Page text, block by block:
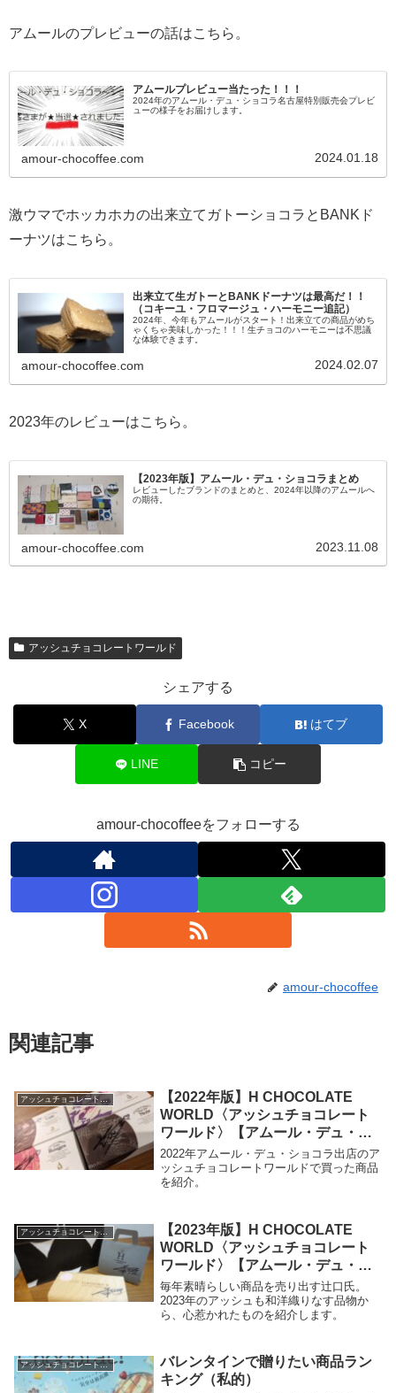
アムールのプレビューの話はこちら。
アムールプレビュー当たった！！！
2024年のアムール・デュ・ショコラ名古屋特別販売会プレビ
ューの様子をお届けします。
amour-chocoffee.com 2024.01.18
激ウマでホッカホカの出来立てガトーショコラとBANKド
ーナツはこちら。
出来立て生ガトーとBANKドーナツは最高だ！！
（コキーユ・フロマージュ・ハーモニー追記）
2024年、今年もアムールがスタート！出来立ての商品がめち
ゃくちゃ美味しかった！！！生チョコのハーモニーは不思議
な体験できます。
amour-chocoffee.com 2024.02.07
2023年のレビューはこちら。
【2023年版】アムール・デュ・ショコラまとめ
レビューしたブランドのまとめと、2024年以降のアムールへ
の期待。
amour-chocoffee.com 2023.11.08
アッシュチョコレートワールド
シェアする
X Facebook はてブ
LINE コピー
amour-chocoffeeをフォローする
amour-chocoffee
関連記事
アッシュチョコレートワールド
【2022年版】H CHOCOLATE
WORLD〈アッシュチョコレート
ワールド〉【アムール・デュ・シ
ョコラ】
2022年アムール・デュ・ショコラ出店のア
ッシュチョコレートワールドで買った商品
を紹介。
アッシュチョコレートワールド
【2023年版】H CHOCOLATE
WORLD〈アッシュチョコレート
ワールド〉【アムール・デュ・シ
ョコラ】
毎年素晴らしい商品を売り出す辻口氏。
2023年のアッシュも和洋織りなす品物か
ら、心惹かれたものを紹介します。
アッシュチョコレートワールド
バレンタインで贈りたい商品ラン
キング（私的）